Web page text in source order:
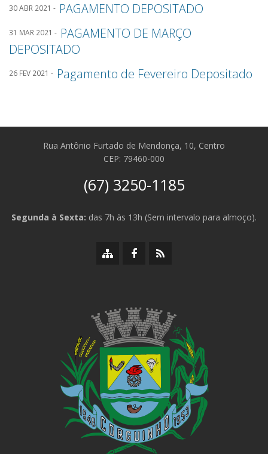
30 ABR 2021 - PAGAMENTO DEPOSITADO
31 MAR 2021 - PAGAMENTO DE MARÇO
DEPOSITADO
26 FEV 2021 - Pagamento de Fevereiro Depositado
Rua Antônio Furtado de Mendonça, 10, Centro
CEP: 79460-000
(67) 3250-1185
Segunda à Sexta: das 7h às 13h (Sem intervalo para almoço).
MapaFacebook
RSS